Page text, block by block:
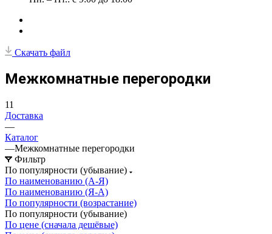
Скачать файл
Межкомнатные перегородки
11
Доставка
—
Каталог
—Межкомнатные перегородки
Фильтр
По популярности (убывание)
По наименованию (А-Я)
По наименованию (Я-А)
По популярности (возрастание)
По популярности (убывание)
По цене (сначала дешёвые)